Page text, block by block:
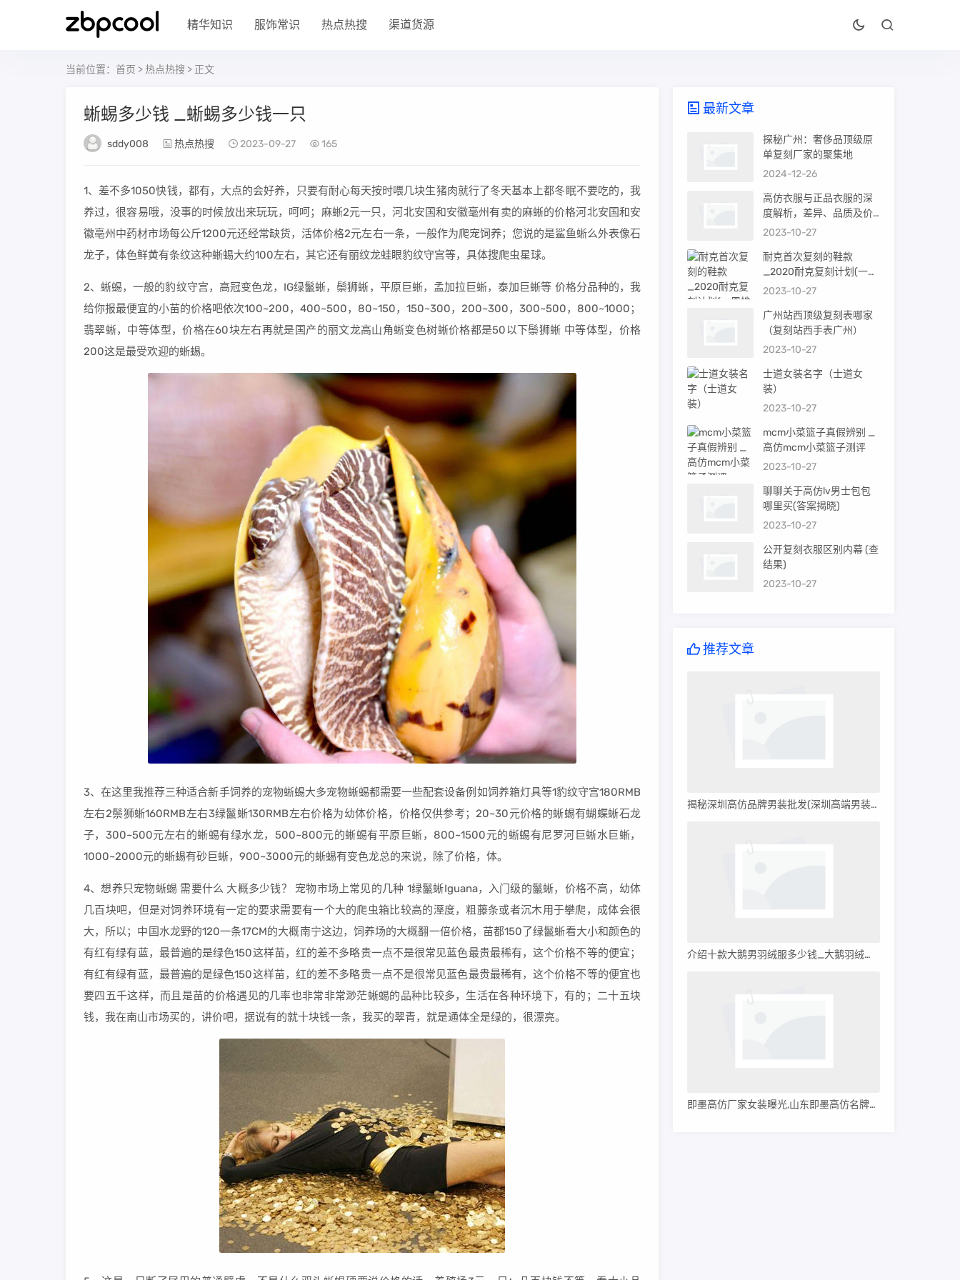
精华知识 服饰常识 热点热搜 渠道货源
当前位置： 首页 >热点热搜 > 正文
蜥蜴多少钱 _蜥蜴多少钱一只
sddy008 热点热搜 2023-09-27 165
1、差不多1050快钱，都有，大点的会好养，只要有耐心每天按时喂几块生猪肉就行了冬天基本上都冬眠不要吃的，我
养过，很容易哦，没事的时候放出来玩玩，呵呵；麻蜥2元一只，河北安国和安徽毫州有卖的麻蜥的价格河北安国和安
徽亳州中药材市场每公斤1200元还经常缺货，活体价格2元左右一条，一般作为爬宠饲养；您说的是鲨鱼蜥么外表像石
龙子，体色鲜黄有条纹这种蜥蜴大约100左右，其它还有丽纹龙蛙眼豹纹守宫等，具体搜爬虫星球。
2、蜥蜴，一般的豹纹守宫，高冠变色龙，IG绿鬣蜥，鬃狮蜥，平原巨蜥，孟加拉巨蜥，泰加巨蜥等 价格分品种的，我
给你报最便宜的小苗的价格吧依次100~200，400~500，80~150，150~300，200~300，300~500，800~1000；
翡翠蜥，中等体型，价格在60块左右再就是国产的丽文龙高山角蜥变色树蜥价格都是50以下鬃狮蜥 中等体型，价格
200这是最受欢迎的蜥蜴。
3、在这里我推荐三种适合新手饲养的宠物蜥蜴大多宠物蜥蜴都需要一些配套设备例如饲养箱灯具等1豹纹守宫180RMB
左右2鬃狮蜥160RMB左右3绿鬣蜥130RMB左右价格为幼体价格，价格仅供参考；20~30元价格的蜥蜴有蝴蝶蜥石龙
子，300~500元左右的蜥蜴有绿水龙，500~800元的蜥蜴有平原巨蜥，800~1500元的蜥蜴有尼罗河巨蜥水巨蜥，
1000~2000元的蜥蜴有砂巨蜥，900~3000元的蜥蜴有变色龙总的来说，除了价格，体。
4、想养只宠物蜥蜴 需要什么 大概多少钱？ 宠物市场上常见的几种 1绿鬣蜥Iguana，入门级的鬣蜥，价格不高，幼体
几百块吧，但是对饲养环境有一定的要求需要有一个大的爬虫箱比较高的溼度，粗藤条或者沉木用于攀爬，成体会很
大，所以；中国水龙野的120一条17CM的大概南宁这边，饲养场的大概翻一倍价格，苗都150了绿鬣蜥看大小和颜色的
有红有绿有蓝，最普遍的是绿色150这样苗，红的差不多略贵一点不是很常见蓝色最贵最稀有，这个价格不等的便宜；
有红有绿有蓝，最普遍的是绿色150这样苗，红的差不多略贵一点不是很常见蓝色最贵最稀有，这个价格不等的便宜也
要四五千这样，而且是苗的价格遇见的几率也非常非常渺茫蜥蜴的品种比较多，生活在各种环境下，有的；二十五块
钱，我在南山市场买的，讲价吧，据说有的就十块钱一条，我买的翠青，就是通体全是绿的，很漂亮。
最新文章
探秘广州：奢侈品顶级原
单复刻厂家的聚集地
2024-12-26
高仿衣服与正品衣服的深
度解析，差异、品质及价
值
2023-10-27
耐克首次复刻的鞋款
_2020耐克复刻计划(一周
推荐)
2023-10-27
广州站西顶级复刻表哪家
（复刻站西手表广州）
2023-10-27
士道女装名字（士道女
装）
2023-10-27
mcm小菜篮子真假辨别 _
高仿mcm小菜篮子测评
2023-10-27
聊聊关于高仿lv男士包包
哪里买(答案揭晓)
2023-10-27
公开复刻衣服区别内幕 (查
结果)
2023-10-27
推荐文章
揭秘深圳高仿品牌男装批发(深圳高端男装批发)
介绍十款大鹅男羽绒服多少钱_大鹅羽绒服多少钱?
即墨高仿厂家女装曝光,山东即墨高仿名牌服装